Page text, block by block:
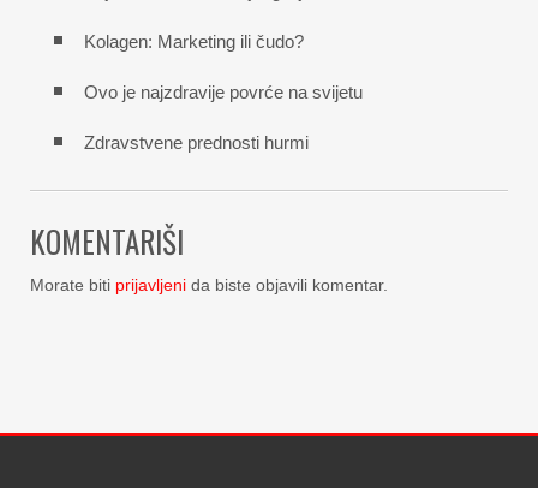
Kolagen: Marketing ili čudo?
Ovo je najzdravije povrće na svijetu
Zdravstvene prednosti hurmi
KOMENTARIŠI
Morate biti prijavljeni da biste objavili komentar.